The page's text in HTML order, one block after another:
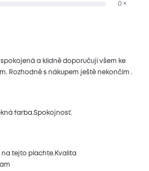
0 ×
a klidně doporučuji všem ke
Rozhodně s nákupem ještě nekončím .
farba.Spokojnosť.
na tejto plachte.Kvalita